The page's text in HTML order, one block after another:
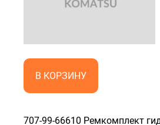
В КОРЗИНУ
707-99-66610 Ремкомплект